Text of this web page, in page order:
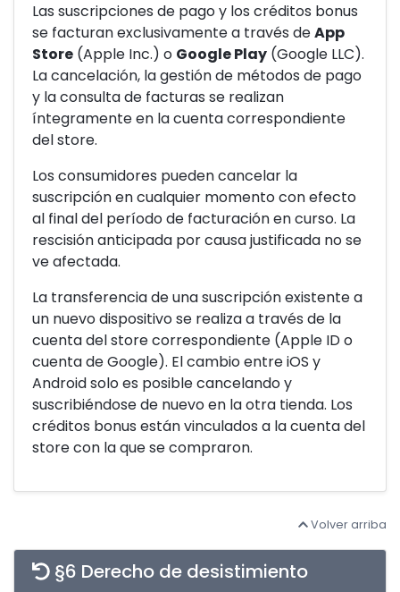
Las suscripciones de pago y los créditos bonus
se facturan exclusivamente a través deApp
Store (Apple Inc.) o Google Play (Google LLC).
La cancelación, la gestión de métodos de pago
y la consulta de facturas se realizan
íntegramente en la cuenta correspondiente
del store.
Los consumidores pueden cancelar la
suscripción en cualquier momento con efecto
al final del período de facturación en curso. La
rescisión anticipada por causa justificada no se
ve afectada.
La transferencia de una suscripción existente a
un nuevo dispositivo se realiza a través de la
cuenta del store correspondiente (Apple ID o
cuenta de Google). El cambio entre iOS y
Android solo es posible cancelando y
suscribiéndose de nuevo en la otra tienda. Los
créditos bonus están vinculados a la cuenta del
store con la que se compraron.
Volver arriba
§6 Derecho de desistimiento